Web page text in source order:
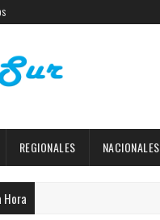
REGIONALES NACIONALES